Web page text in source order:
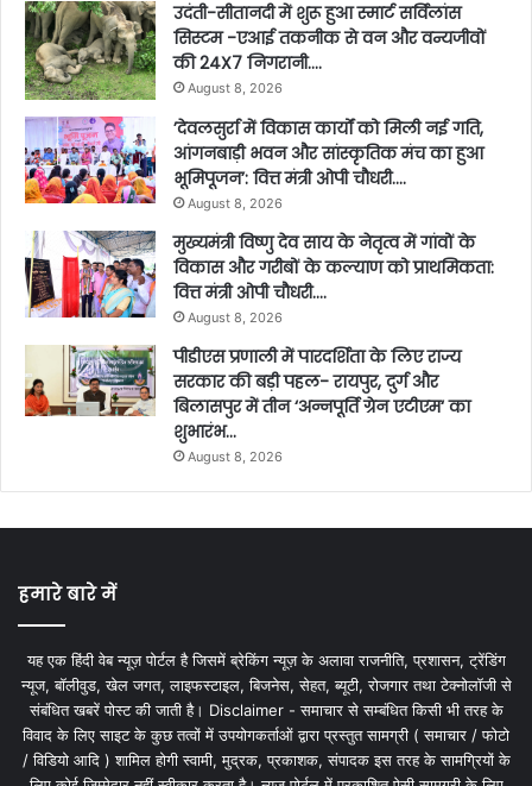
उदंती-सीतानदी में शुरू हुआ स्मार्ट सर्विलांस
सिस्टम -एआई तकनीक से वन और वन्यजीवों
की 24X7 निगरानी….
August 8, 2026
’देवलसुर्रा में विकास कार्यों को मिली नई गति,
आंगनबाड़ी भवन और सांस्कृतिक मंच का हुआ
भूमिपूजन’: वित्त मंत्री ओपी चौधरी….
August 8, 2026
मुख्यमंत्री विष्णु देव साय के नेतृत्व में गांवों के
विकास और गरीबों के कल्याण को प्राथमिकता:
वित्त मंत्री ओपी चौधरी….
August 8, 2026
पीडीएस प्रणाली में पारदर्शिता के लिए राज्य
सरकार की बड़ी पहल- रायपुर, दुर्ग और
बिलासपुर में तीन ‘अन्नपूर्ति ग्रेन एटीएम‘ का
शुभारंभ…
August 8, 2026
हमारे बारे में
यह एक हिंदी वेब न्यूज़ पोर्टल है जिसमें ब्रेकिंग न्यूज़ के अलावा राजनीति, प्रशासन, ट्रेंडिंग
न्यूज, बॉलीवुड, खेल जगत, लाइफस्टाइल, बिजनेस, सेहत, ब्यूटी, रोजगार तथा टेक्नोलॉजी से
संबंधित खबरें पोस्ट की जाती है। Disclaimer - समाचार से सम्बंधित किसी भी तरह के
विवाद के लिए साइट के कुछ तत्वों में उपयोगकर्ताओं द्वारा प्रस्तुत सामग्री ( समाचार / फोटो
/ विडियो आदि ) शामिल होगी स्वामी, मुद्रक, प्रकाशक, संपादक इस तरह के सामग्रियों के